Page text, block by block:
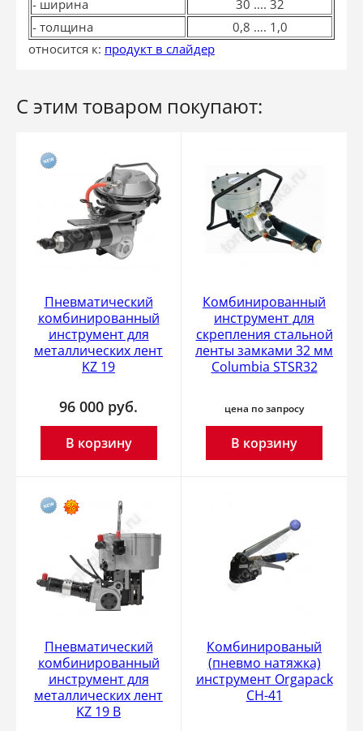
- ширина
30 .... 32
- толщина
0,8 …. 1,0
относится к: продукт в слайдер
С этим товаром покупают:
Пневматический
комбинированный
инструмент для
металлических лент
KZ 19
96 000 руб.
В корзину
Комбинированный
инструмент для
скрепления стальной
ленты замками 32 мм
Columbia STSR32
цена по запросу
В корзину
Пневматический
комбинированный
инструмент для
металлических лент
KZ 19 B
Комбинированый
(пневмо натяжка)
инструмент Orgapack
CH-41